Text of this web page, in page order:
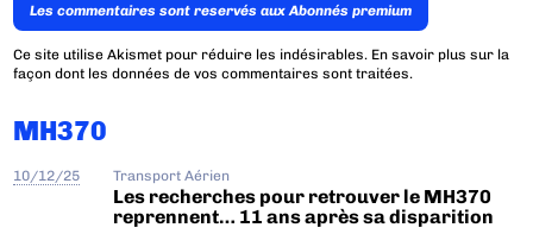
Les commentaires sont reservés aux Abonnés premium
Ce site utilise Akismet pour réduire les indésirables. En savoir plus sur la
façon dont les données de vos commentaires sont traitées.
MH370
10/12/25 Transport Aérien
Les recherches pour retrouver le MH370
reprennent… 11 ans après sa disparition